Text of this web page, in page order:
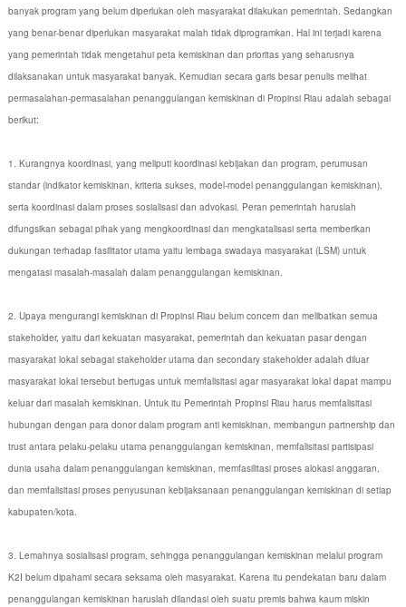
banyak program yang belum diperlukan oleh masyarakat dilakukan pemerintah. Sedangkan
yang benar-benar diperlukan masyarakat malah tidak diprogramkan. Hal ini terjadi karena
yang pemerintah tidak mengetahui peta kemiskinan dan prioritas yang seharusnya
dilaksanakan untuk masyarakat banyak. Kemudian secara garis besar penulis melihat
permasalahan-permasalahan penanggulangan kemiskinan di Propinsi Riau adalah sebagai
berikut:
1. Kurangnya koordinasi, yang meliputi koordinasi kebijakan dan program, perumusan
standar (indikator kemiskinan, kriteria sukses, model-model penanggulangan kemiskinan),
serta koordinasi dalam proses sosialisasi dan advokasi. Peran pemerintah haruslah
difungsikan sebagai pihak yang mengkoordinasi dan mengkatalisasi serta memberikan
dukungan terhadap fasilitator utama yaitu lembaga swadaya masyarakat (LSM) untuk
mengatasi masalah-masalah dalam penanggulangan kemiskinan.
2. Upaya mengurangi kemiskinan di Propinsi Riau belum concern dan melibatkan semua
stakeholder, yaitu dari kekuatan masyarakat, pemerintah dan kekuatan pasar dengan
masyarakat lokal sebagai stakeholder utama dan secondary stakeholder adalah diluar
masyarakat lokal tersebut bertugas untuk memfalisitasi agar masyarakat lokal dapat mampu
keluar dari masalah kemiskinan. Untuk itu Pemerintah Propinsi Riau harus memfalisitasi
hubungan dengan para donor dalam program anti kemiskinan, membangun partnership dan
trust antara pelaku-pelaku utama penanggulangan kemiskinan, memfalisitasi partisipasi
dunia usaha dalam penanggulangan kemiskinan, memfasilitasi proses alokasi anggaran,
dan memfalisitasi proses penyusunan kebijaksanaan penanggulangan kemiskinan di setiap
kabupaten/kota.
3. Lemahnya sosialisasi program, sehingga penanggulangan kemiskinan melalui program
K2I belum dipahami secara seksama oleh masyarakat. Karena itu pendekatan baru dalam
penanggulangan kemiskinan haruslah dilandasi oleh suatu premis bahwa kaum miskin